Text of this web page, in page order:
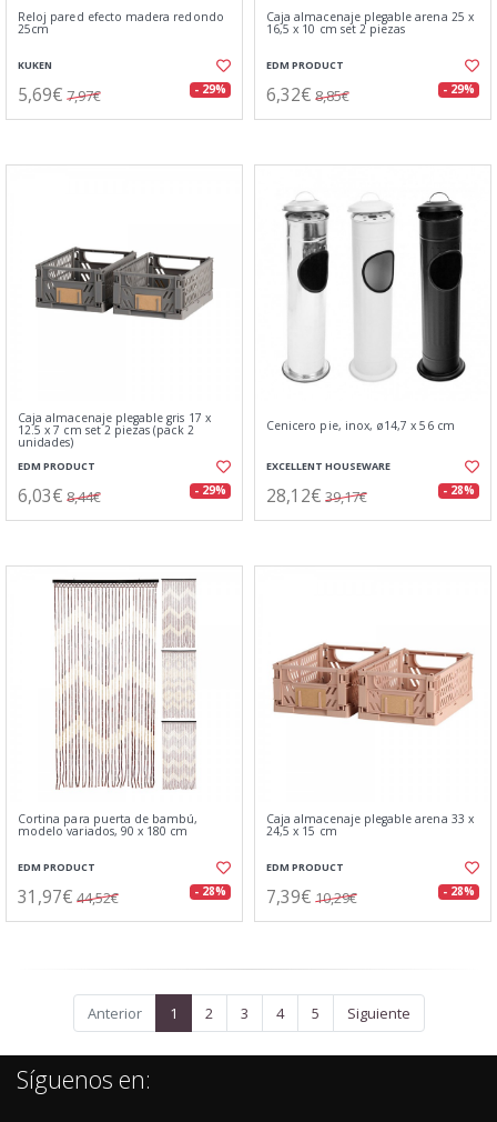
Reloj pared efecto madera redondo
25cm
KUKEN
5,69€ 7,97€ - 29%
Caja almacenaje plegable arena 25 x
16,5 x 10 cm set 2 piezas
EDM PRODUCT
6,32€ 8,85€ - 29%
Caja almacenaje plegable gris 17 x
12.5 x 7 cm set 2 piezas (pack 2
unidades)
EDM PRODUCT
6,03€ 8,44€ - 29%
Cenicero pie, inox, ø14,7 x 56 cm
EXCELLENT HOUSEWARE
28,12€ 39,17€ - 28%
Cortina para puerta de bambú,
modelo variados, 90 x 180 cm
EDM PRODUCT
31,97€ 44,52€ - 28%
Caja almacenaje plegable arena 33 x
24,5 x 15 cm
EDM PRODUCT
7,39€ 10,29€ - 28%
Anterior 1 2 3 4 5 Siguiente
Síguenos en: